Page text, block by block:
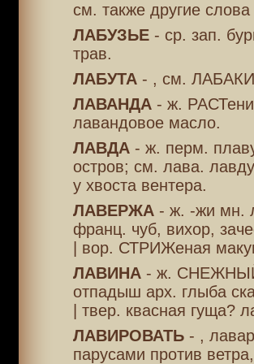
см. также другие
ЛАБУЗЬЕ- ср. зап.
трав.
ЛАБУТА- , см.
ЛАВАНДА- ж.
лавандовое масло.
ЛАВДА- ж. перм.
остров; см. лава.
у хвоста вентера.
ЛАВЕРЖА- ж. -жи мн.
франц. чуб, вихор,
| вор. СТРИЖеная
ЛАВИНА- ж. СНЕЖНЫЙ
отпадыш арх. глыба
| твер. квасная гуща?
ЛАВИРОВАТЬ- ,
парусами против